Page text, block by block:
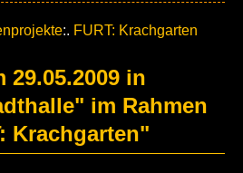
:. FURT: Krachgarten
29.05.2009 in
im Rahmen
Krachgarten"